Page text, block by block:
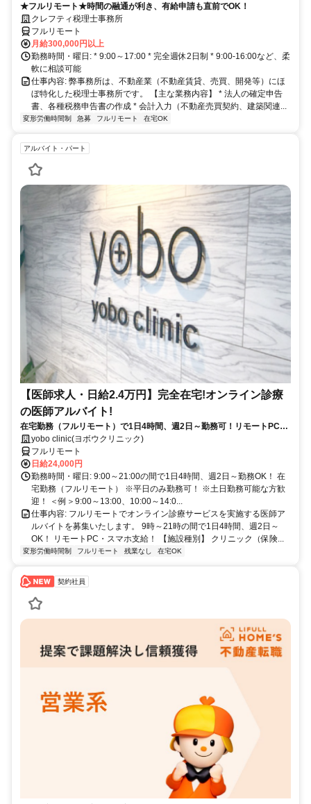
決算説明も
★フルリモート★時間の融通が利き、有給申請も直前でOK！
クレフティ税理士事務所
フルリモート
月給300,000円以上
勤務時間・曜日: * 9:00～17:00 * 完全週休2日制 * 9:00-16:00など、柔
軟に相談可能
仕事内容: 弊事務所は、不動産業（不動産賃貸、売買、開発等）にほ
ぼ特化した税理士事務所です。 【主な業務内容】 * 法人の確定申告
書、各種税務申告書の作成 * 会計入力（不動産売買契約、建築関連...
変形労働時間制 急募 フルリモート 在宅OK
アルバイト・パート
【医師求人・日給2.4万円】完全在宅!オンライン診療
の医師アルバイト!
在宅勤務（フルリモート）で1日4時間、週2日～勤務可！リモートPC・
スマホ支給！
yobo clinic(ヨボウクリニック)
フルリモート
日給24,000円
勤務時間・曜日: 9:00～21:00の間で1日4時間、週2日～勤務OK！ 在
宅勤務（フルリモート） ※平日のみ勤務可！ ※土日勤務可能な方歓
迎！ ＜例＞9:00～13:00、10:00～14:0...
仕事内容: フルリモートでオンライン診療サービスを実施する医師ア
ルバイトを募集いたします。 9時～21時の間で1日4時間、週2日～
OK！ リモートPC・スマホ支給！ 【施設種別】 クリニック（保険...
変形労働時間制 フルリモート 残業なし 在宅OK
契約社員